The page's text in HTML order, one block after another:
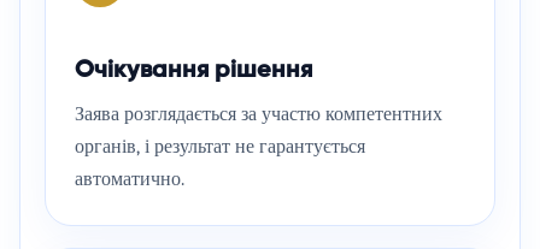
Очікування рішення
Заява розглядається за участю компетентних
органів, і результат не гарантується
автоматично.